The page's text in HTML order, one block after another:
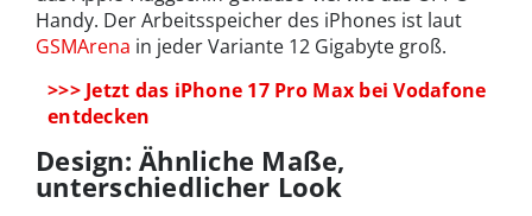
Handy. Der Arbeitsspeicher des iPhones ist laut
GSMArena in jeder Variante 12 Gigabyte groß.
>>> Jetzt das iPhone 17 Pro Max bei Vodafone
entdecken
Design: Ähnliche Maße,
unterschiedlicher Look